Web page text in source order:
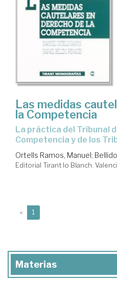
Las medidas
la Competencia
la práctica del Tribunal de Defensa de la
Competencia y de los
Ortells Ramos, Manuel;
Editorial Tirant lo Blanch.
« 1
Materias